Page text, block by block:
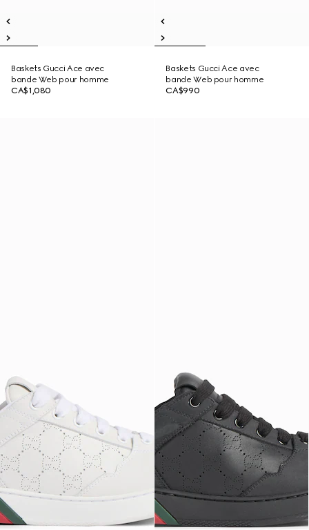
Baskets Gucci Ace avec
bande Web pour homme
CA$1,080
Baskets Gucci Ace avec
bande Web pour homme
CA$990